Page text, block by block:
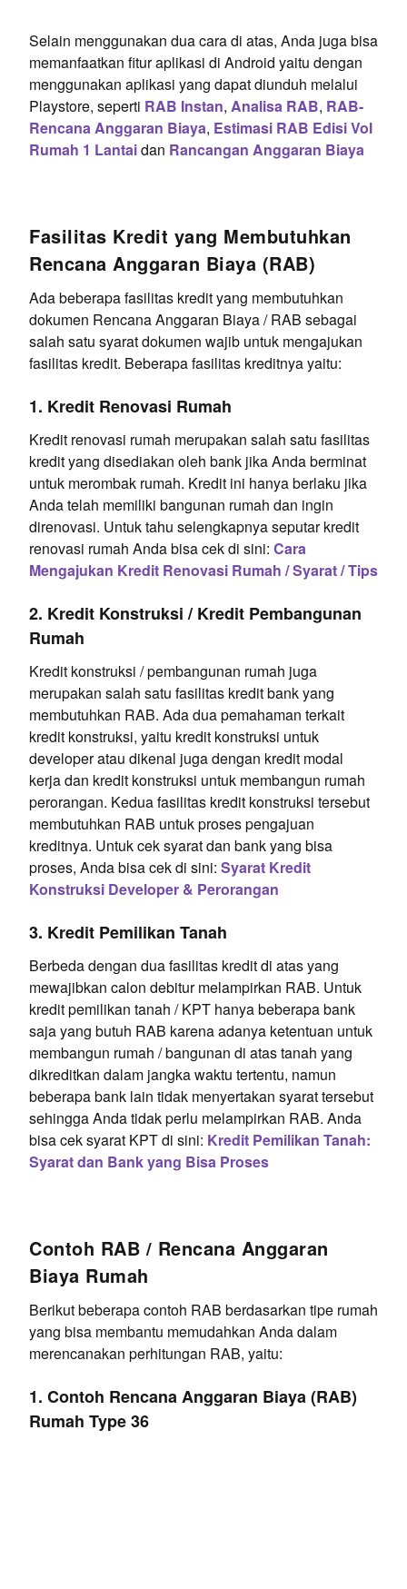
Selain menggunakan dua cara di atas, Anda juga bisa
memanfaatkan fitur aplikasi di Android yaitu dengan
menggunakan aplikasi yang dapat diunduh melalui
Playstore, seperti RAB Instan, Analisa RAB, RAB-
Rencana Anggaran Biaya, Estimasi RAB Edisi Vol
Rumah 1 Lantaidan Rancangan Anggaran Biaya
Fasilitas Kredit yang Membutuhkan
Rencana Anggaran Biaya (RAB)
Ada beberapa fasilitas kredit yang membutuhkan
dokumen Rencana Anggaran Biaya / RAB sebagai
salah satu syarat dokumen wajib untuk mengajukan
fasilitas kredit. Beberapa fasilitas kreditnya yaitu:
1. Kredit Renovasi Rumah
Kredit renovasi rumah merupakan salah satu fasilitas
kredit yang disediakan oleh bank jika Anda berminat
untuk merombak rumah. Kredit ini hanya berlaku jika
Anda telah memiliki bangunan rumah dan ingin
direnovasi. Untuk tahu selengkapnya seputar kredit
renovasi rumah Anda bisa cek di sini: Cara
Mengajukan Kredit Renovasi Rumah / Syarat / Tips
2. Kredit Konstruksi / Kredit Pembangunan
Rumah
Kredit konstruksi / pembangunan rumah juga
merupakan salah satu fasilitas kredit bank yang
membutuhkan RAB. Ada dua pemahaman terkait
kredit konstruksi, yaitu kredit konstruksi untuk
developer atau dikenal juga dengan kredit modal
kerja dan kredit konstruksi untuk membangun rumah
perorangan. Kedua fasilitas kredit konstruksi tersebut
membutuhkan RAB untuk proses pengajuan
kreditnya. Untuk cek syarat dan bank yang bisa
proses, Anda bisa cek di sini: Syarat Kredit
Konstruksi Developer & Perorangan
3. Kredit Pemilikan Tanah
Berbeda dengan dua fasilitas kredit di atas yang
mewajibkan calon debitur melampirkan RAB. Untuk
kredit pemilikan tanah / KPT hanya beberapa bank
saja yang butuh RAB karena adanya ketentuan untuk
membangun rumah / bangunan di atas tanah yang
dikreditkan dalam jangka waktu tertentu, namun
beberapa bank lain tidak menyertakan syarat tersebut
sehingga Anda tidak perlu melampirkan RAB. Anda
bisa cek syarat KPT di sini: Kredit Pemilikan Tanah:
Syarat dan Bank yang Bisa Proses
Contoh RAB / Rencana Anggaran
Biaya Rumah
Berikut beberapa contoh RAB berdasarkan tipe rumah
yang bisa membantu memudahkan Anda dalam
merencanakan perhitungan RAB, yaitu:
1. Contoh Rencana Anggaran Biaya (RAB)
Rumah Type 36